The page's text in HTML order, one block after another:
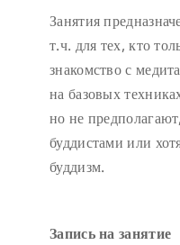
Занятия
т.ч. для тех, кто
знакомство с
на базовых
но не
буддистами или
буддизм.
Запись на занятие